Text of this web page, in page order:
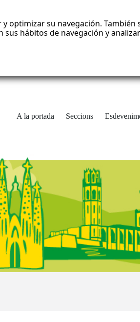
optimizar su navegación.
hábitos de navegación y
A la portada Seccions